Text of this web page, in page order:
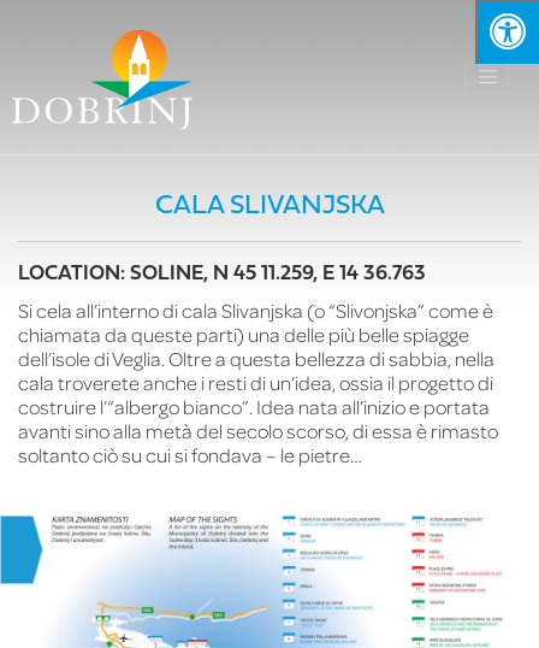
CALA SLIVANJSKA
LOCATION: SOLINE, N 45 11.259, E 14 36.763
Si cela all’interno di cala Slivanjska (o “Slivonjska” come è
chiamata da queste parti) una delle più belle spiagge
dell’isole di Veglia. Oltre a questa bellezza di sabbia, nella
cala troverete anche i resti di un’idea, ossia il progetto di
costruire l’“albergo bianco”. Idea nata all’inizio e portata
avanti sino alla metà del secolo scorso, di essa è rimasto
soltanto ciò su cui si fondava – le pietre…